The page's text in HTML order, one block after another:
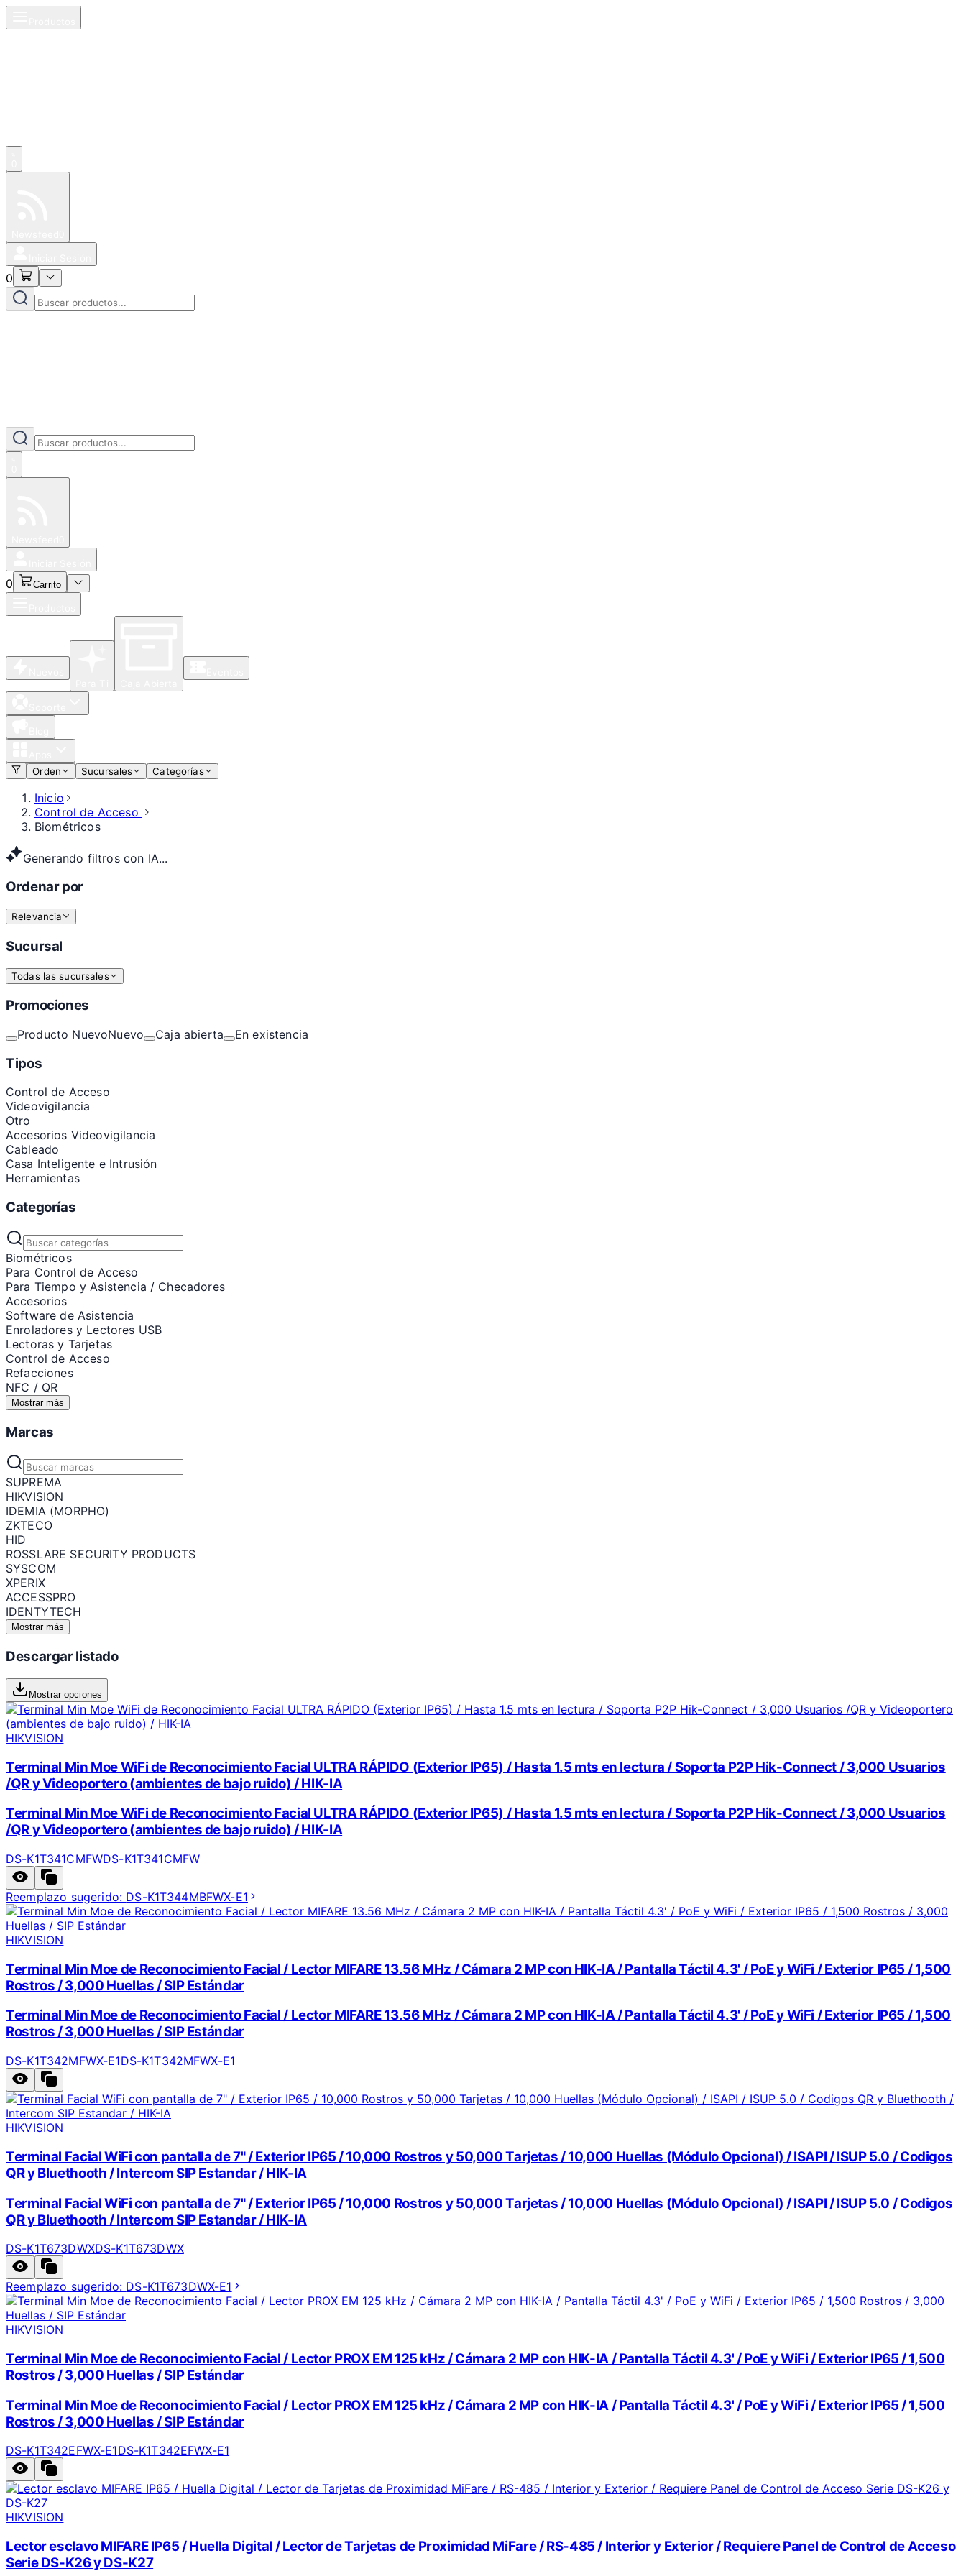
0
0 Carrito
Orden
Sucursales Categorías
Inicio
Control de Acceso
Biométricos
Generando filtros con IA...
Ordenar por
Relevancia
Sucursal
Todas las sucursales
Promociones
Producto NuevoNuevo Caja abierta En existencia
Tipos
Control de Acceso
Videovigilancia
Otro
Accesorios Videovigilancia
Cableado
Casa Inteligente e Intrusión
Herramientas
Categorías
Biométricos
Para Control de Acceso
Para Tiempo y Asistencia / Checadores
Accesorios
Software de Asistencia
Enroladores y Lectores USB
Lectoras y Tarjetas
Control de Acceso
Refacciones
NFC / QR
Mostrar más
Marcas
SUPREMA
HIKVISION
IDEMIA (MORPHO)
ZKTECO
HID
ROSSLARE SECURITY PRODUCTS
SYSCOM
XPERIX
ACCESSPRO
IDENTYTECH
Mostrar más
Descargar listado
Mostrar opciones
HIKVISION
Terminal Min Moe WiFi de Reconocimiento Facial ULTRA RÁPIDO (Exterior IP65) / Hasta 1.5 mts en lectura / Soporta P2P Hik-Connect / 3,000 Usuarios
/QR y Videoportero (ambientes de bajo ruido) / HIK-IA
Terminal Min Moe WiFi de Reconocimiento Facial ULTRA RÁPIDO (Exterior IP65) / Hasta 1.5 mts en lectura / Soporta P2P Hik-Connect / 3,000 Usuarios
/QR y Videoportero (ambientes de bajo ruido) / HIK-IA
DS-K1T341CMFWDS-K1T341CMFW
Reemplazo sugerido: DS-K1T344MBFWX-E1
HIKVISION
Terminal Min Moe de Reconocimiento Facial / Lector MIFARE 13.56 MHz / Cámara 2 MP con HIK-IA / Pantalla Táctil 4.3' / PoE y WiFi / Exterior IP65 / 1,500
Rostros / 3,000 Huellas / SIP Estándar
Terminal Min Moe de Reconocimiento Facial / Lector MIFARE 13.56 MHz / Cámara 2 MP con HIK-IA / Pantalla Táctil 4.3' / PoE y WiFi / Exterior IP65 / 1,500
Rostros / 3,000 Huellas / SIP Estándar
DS-K1T342MFWX-E1DS-K1T342MFWX-E1
HIKVISION
Terminal Facial WiFi con pantalla de 7" / Exterior IP65 / 10,000 Rostros y 50,000 Tarjetas / 10,000 Huellas (Módulo Opcional) / ISAPI / ISUP 5.0 / Codigos
QR y Bluethooth / Intercom SIP Estandar / HIK-IA
Terminal Facial WiFi con pantalla de 7" / Exterior IP65 / 10,000 Rostros y 50,000 Tarjetas / 10,000 Huellas (Módulo Opcional) / ISAPI / ISUP 5.0 / Codigos
QR y Bluethooth / Intercom SIP Estandar / HIK-IA
DS-K1T673DWXDS-K1T673DWX
Reemplazo sugerido: DS-K1T673DWX-E1
HIKVISION
Terminal Min Moe de Reconocimiento Facial / Lector PROX EM 125 kHz / Cámara 2 MP con HIK-IA / Pantalla Táctil 4.3' / PoE y WiFi / Exterior IP65 / 1,500
Rostros / 3,000 Huellas / SIP Estándar
Terminal Min Moe de Reconocimiento Facial / Lector PROX EM 125 kHz / Cámara 2 MP con HIK-IA / Pantalla Táctil 4.3' / PoE y WiFi / Exterior IP65 / 1,500
Rostros / 3,000 Huellas / SIP Estándar
DS-K1T342EFWX-E1DS-K1T342EFWX-E1
HIKVISION
Lector esclavo MIFARE IP65 / Huella Digital / Lector de Tarjetas de Proximidad MiFare / RS-485 / Interior y Exterior / Requiere Panel de Control de Acceso
Serie DS-K26 y DS-K27